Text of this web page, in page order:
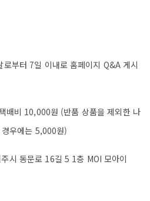
로부터 7일 이내로 홈페이지 Q&A 게시
배비 10,000원 (반품 상품을 제외한 나
우에는 5,000원)
시 동문로 16길 5 1층 MOI 모아이